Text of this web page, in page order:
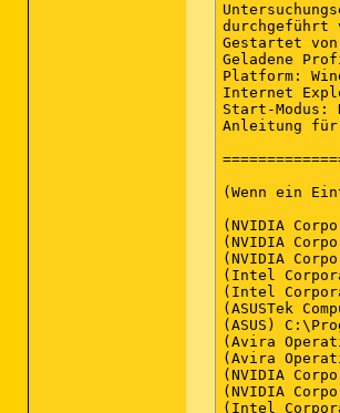
Untersuchungsergebnis von Farbar Recovery Scan Tool (FRST) (x64) Version:19-12-2015
durchgeführt von Nils ***** (Administrator) auf NILS***** (20-12-2015 10:25:40)
Gestartet von C:\Users\Nils\Desktop
Geladene Profile: Nils ***** (Verfügbare Profile: Nils *****)
Platform: Windows 10 Home Version 1511 (X64) Sprache: Deutsch (Deutschland)
Internet Explorer Version 11 (Standard-Browser: Chrome)
Start-Modus: Normal
Anleitung für Farbar Recovery Scan Tool: hxxp://www.geekstogo.com/forum/topic/335081-frst-tutorial-how-to-use-farbar-recovery-scan-tool/

==================== Prozesse (Nicht auf der Ausnahmeliste) =================

(Wenn ein Eintrag in die Fixlist aufgenommen wird, wird der Prozess geschlossen. Die Datei wird nicht verschoben.)

(NVIDIA Corporation) C:\Windows\System32\nvvsvc.exe
(NVIDIA Corporation) C:\Program Files\NVIDIA Corporation\Display\nvxdsync.exe
(NVIDIA Corporation) C:\Windows\System32\nvvsvc.exe
(Intel Corporation) C:\Windows\System32\igfxCUIService.exe
(Intel Corporation) C:\Windows\SysWOW64\IntelCpHeciSvc.exe
(ASUSTek Computer Inc.) C:\Program Files (x86)\ASUS\ATK Package\ATK Hotkey\AsLdrSrv.exe
(ASUS) C:\Program Files (x86)\ASUS\ATK Package\ATKGFNEX\GFNEXSrv.exe
(Avira Operations GmbH & Co. KG) C:\Program Files (x86)\Avira\Antivirus\sched.exe
(Avira Operations GmbH & Co. KG) C:\Program Files (x86)\Avira\Antivirus\avguard.exe
(NVIDIA Corporation) C:\Program Files (x86)\NVIDIA Corporation\NetService\NvNetworkService.exe
(NVIDIA Corporation) C:\Program Files\NVIDIA